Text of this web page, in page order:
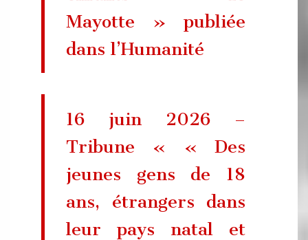
Mayotte » publiée
dans l’Humanité
16 juin 2026 –
Tribune « « Des
jeunes gens de 18
ans, étrangers dans
leur pays natal et